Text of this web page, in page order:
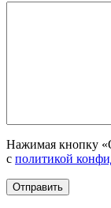
Нажимая кнопку
с политикой